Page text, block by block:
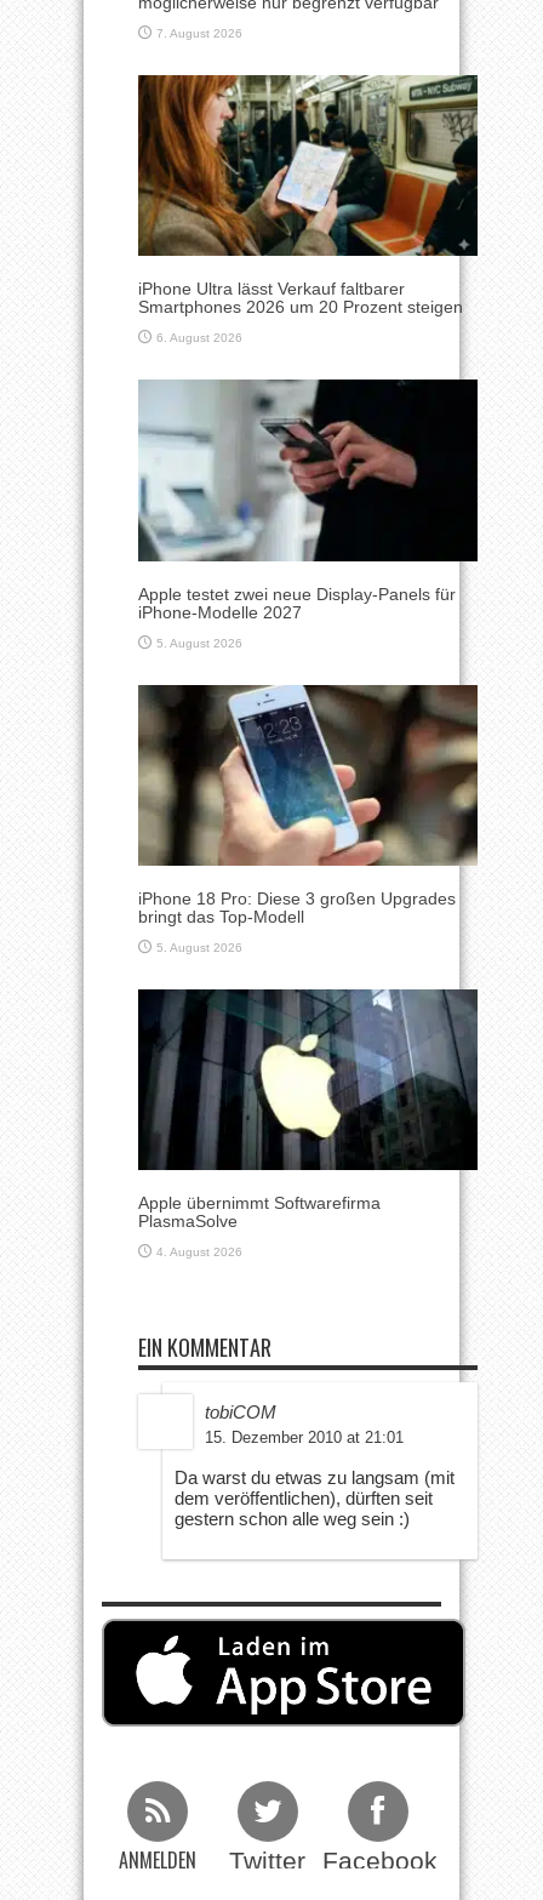
7. August 2026
iPhone Ultra lässt Verkauf faltbarer
Smartphones 2026 um 20 Prozent steigen
6. August 2026
Apple testet zwei neue Display-Panels für
iPhone-Modelle 2027
5. August 2026
iPhone 18 Pro: Diese 3 großen Upgrades
bringt das Top-Modell
5. August 2026
Apple übernimmt Softwarefirma
PlasmaSolve
4. August 2026
EIN KOMMENTAR
tobiCOM
15. Dezember 2010 at 21:01
Da warst du etwas zu langsam (mit
dem veröffentlichen), dürften seit
gestern schon alle weg sein :)
ANMELDEN Twitter Facebook